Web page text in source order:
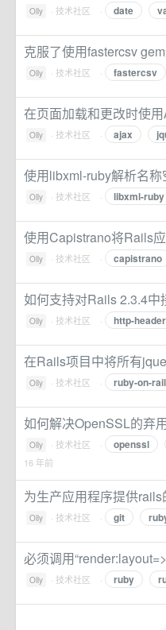
Olly · 技术社区 · date
克服了使用fastercsv
Olly · 技术社区 · fastercsv
在页面加载和更改时使
Olly · 技术社区 · ajax
使用libxml-ruby解析名
Olly · 技术社区 · libxml-ruby
使用Capistrano将Rails
Olly · 技术社区 · capistrano
如何支持对Rails 2.3.4
Olly · 技术社区 · http-
在Rails项目中将所有
Olly · 技术社区 · ruby-on-
如何解决OpenSSL的弃
Olly · 技术社区 · openssl
16 年前
为生产应用程序提供
Olly · 技术社区 · git
必须调用
Olly · 技术社区 · ruby